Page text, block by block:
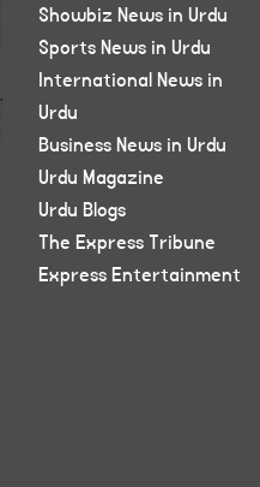
Showbiz News in Urdu
Sports News in Urdu
International News in
Urdu
Business News in Urdu
Urdu Magazine
Urdu Blogs
The Express Tribune
Express Entertainment